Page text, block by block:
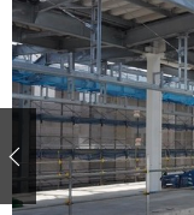
九州
注目の記事
ショップレポー
自動車豆知識
ディテイリング
ディテイリング
鈑金・塗装